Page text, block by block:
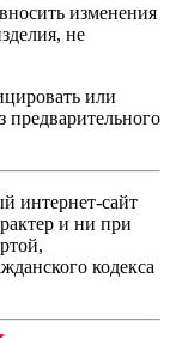
изменения
не
или
предварительного
интернет-сайт
и ни при
кодекса